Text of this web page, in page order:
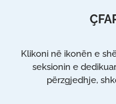
Klikoni në ikonën e
seksionin e
përzgjedhje,